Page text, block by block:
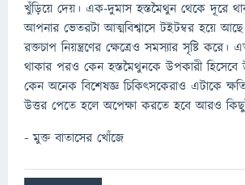
খুঁড়িয়ে দেয়। এক-দুমাস হস্তমৈথুন থেকে দূরে
আপনার ভেতরটা আত্মবিশ্বাসে টইটম্বর হয়ে
রক্তচাপ নিয়ন্ত্রণের ক্ষেত্রেও সমস্যার সৃষ্টি
থাকার পরও কেন হস্তমৈথুনকে উপকারী হিসেবে
কেন অনেক বিশেষজ্ঞ চিকিৎসকেরাও এটাকে
উত্তর পেতে হলে অপেক্ষা করতে হবে আরও
- মুক্ত বাতাসের খোঁজে